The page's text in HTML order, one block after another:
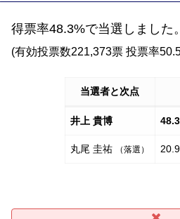
得票率48.3%で当選しました。
(有効投票数221,373票 投票率
当選者と次点
井上 貴博 48.3
丸尾 圭祐 （落選） 20.9